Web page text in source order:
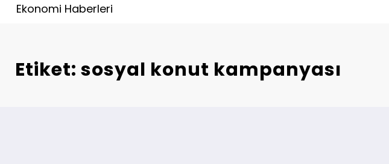
Ekonomi Haberleri
Etiket: sosyal konut kampanyası